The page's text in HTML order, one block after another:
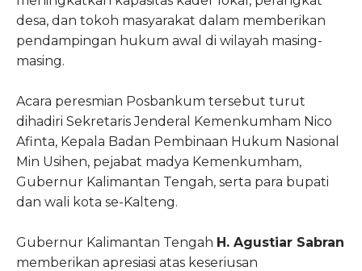
desa, dan tokoh masyarakat dalam memberikan
pendampingan hukum awal di wilayah masing-
masing.
Acara peresmian Posbankum tersebut turut
dihadiri Sekretaris Jenderal Kemenkumham Nico
Afinta, Kepala Badan Pembinaan Hukum Nasional
Min Usihen, pejabat madya Kemenkumham,
Gubernur Kalimantan Tengah, serta para bupati
dan wali kota se-Kalteng.
Gubernur Kalimantan Tengah H. Agustiar Sabran
memberikan apresiasi atas keseriusan